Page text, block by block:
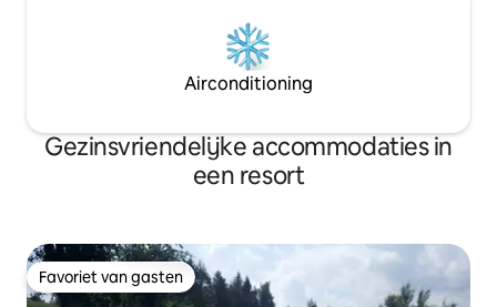
Airconditioning
Gezinsvriendelijke accommodaties in
een resort
Favoriet van gasten
Favoriet van gasten